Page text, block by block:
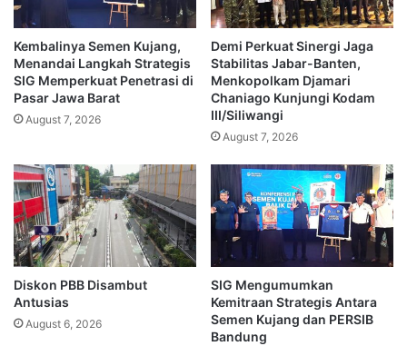
Kembalinya Semen Kujang,
Menandai Langkah Strategis
SIG Memperkuat Penetrasi di
Pasar Jawa Barat
August 7, 2026
Demi Perkuat Sinergi Jaga
Stabilitas Jabar-Banten,
Menkopolkam Djamari
Chaniago Kunjungi Kodam
III/Siliwangi
August 7, 2026
Diskon PBB Disambut
Antusias
August 6, 2026
SIG Mengumumkan
Kemitraan Strategis Antara
Semen Kujang dan PERSIB
Bandung